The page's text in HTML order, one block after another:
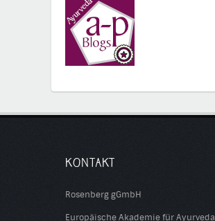
KONTAKT
Rosenberg gGmbH
Europäische Akademie für Ayurveda